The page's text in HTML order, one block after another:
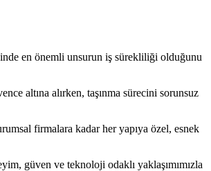
en önemli unsurun iş sürekliliği olduğunu
altına alırken, taşınma sürecini sorunsuz
firmalara kadar her yapıya özel, esnek
güven ve teknoloji odaklı yaklaşımımızla